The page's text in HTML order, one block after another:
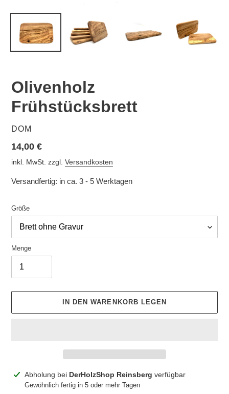
Olivenholz
Frühstücksbrett
VERKÄUFER
DOM
Normaler
Preis
14,00 €
inkl. MwSt. zzgl. Versandkosten
Versandfertig: in ca. 3 - 5 Werktagen
Größe
Menge
IN DEN WARENKORB LEGEN
ProduktAbholung bei DerHolzShop Reinsberg verfügbar
Gewöhnlich fertig in 5 oder mehr Tagen